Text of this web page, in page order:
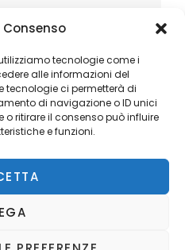
tecnologie come i
alle informazioni del
tecnologie ci permetterà di
di navigazione o ID unici
ritirare il consenso può influire
e funzioni.